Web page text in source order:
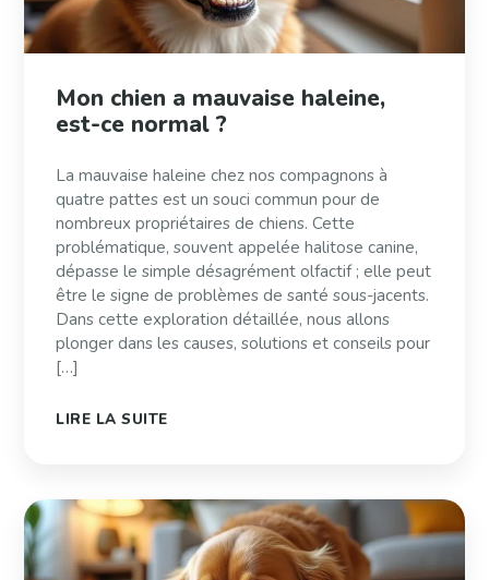
Mon chien a mauvaise haleine,
est-ce normal ?
La mauvaise haleine chez nos compagnons à
quatre pattes est un souci commun pour de
nombreux propriétaires de chiens. Cette
problématique, souvent appelée halitose canine,
dépasse le simple désagrément olfactif ; elle peut
être le signe de problèmes de santé sous-jacents.
Dans cette exploration détaillée, nous allons
plonger dans les causes, solutions et conseils pour
[…]
LIRE LA SUITE